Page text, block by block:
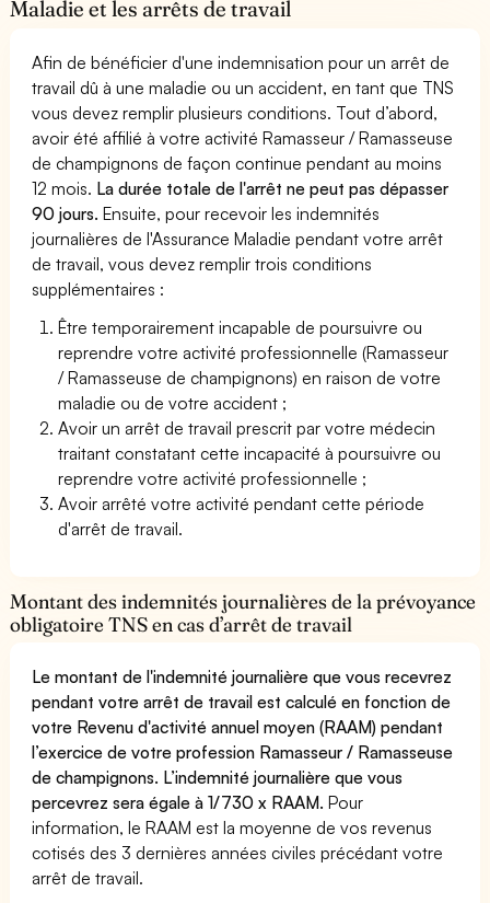
Maladie et les arrêts de travail
Afin de bénéficier d'une indemnisation pour un arrêt de
travail dû à une maladie ou un accident, en tant que TNS
vous devez remplir plusieurs conditions. Tout d’abord,
avoir été affilié à votre activité Ramasseur / Ramasseuse
de champignons de façon continue pendant au moins
12 mois. La durée totale de l'arrêt ne peut pas dépasser
90 jours. Ensuite, pour recevoir les indemnités
journalières de l'Assurance Maladie pendant votre arrêt
de travail, vous devez remplir trois conditions
supplémentaires :
Être temporairement incapable de poursuivre ou
reprendre votre activité professionnelle (Ramasseur
/ Ramasseuse de champignons) en raison de votre
maladie ou de votre accident ;
Avoir un arrêt de travail prescrit par votre médecin
traitant constatant cette incapacité à poursuivre ou
reprendre votre activité professionnelle ;
Avoir arrêté votre activité pendant cette période
d'arrêt de travail.
Montant des indemnités journalières de la prévoyance
obligatoire TNS en cas d’arrêt de travail
Le montant de l'indemnité journalière que vous recevrez
pendant votre arrêt de travail est calculé en fonction de
votre Revenu d'activité annuel moyen (RAAM) pendant
l’exercice de votre profession Ramasseur / Ramasseuse
de champignons. L’indemnité journalière que vous
percevrez sera égale à 1/730 x RAAM. Pour
information, le RAAM est la moyenne de vos revenus
cotisés des 3 dernières années civiles précédant votre
arrêt de travail.